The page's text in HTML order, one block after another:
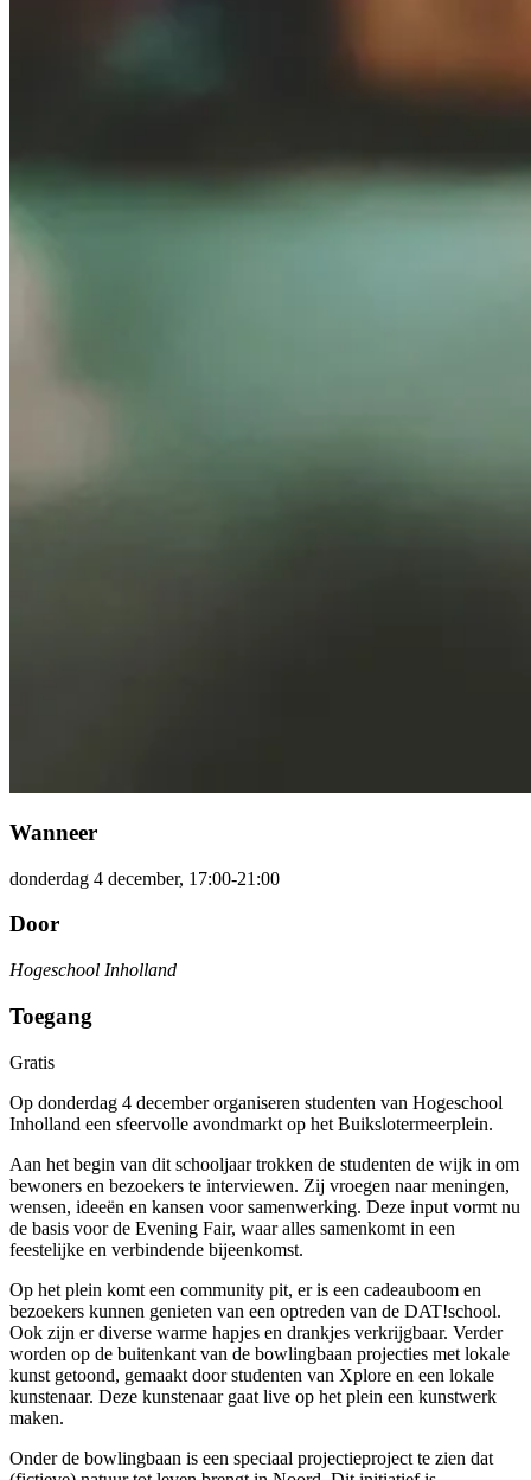
Wanneer
donderdag 4 december, 17:00-21:00
Door
Hogeschool Inholland
Toegang
Gratis
Op donderdag 4 december organiseren studenten van Hogeschool
Inholland een sfeervolle avondmarkt op het Buikslotermeerplein.
Aan het begin van dit schooljaar trokken de studenten de wijk in om
bewoners en bezoekers te interviewen. Zij vroegen naar meningen,
wensen, ideeën en kansen voor samenwerking. Deze input vormt nu
de basis voor de Evening Fair, waar alles samenkomt in een
feestelijke en verbindende bijeenkomst.
Op het plein komt een community pit, er is een cadeauboom en
bezoekers kunnen genieten van een optreden van de DAT!school.
Ook zijn er diverse warme hapjes en drankjes verkrijgbaar. Verder
worden op de buitenkant van de bowlingbaan projecties met lokale
kunst getoond, gemaakt door studenten van Xplore en een lokale
kunstenaar. Deze kunstenaar gaat live op het plein een kunstwerk
maken.
Onder de bowlingbaan is een speciaal projectieproject te zien dat